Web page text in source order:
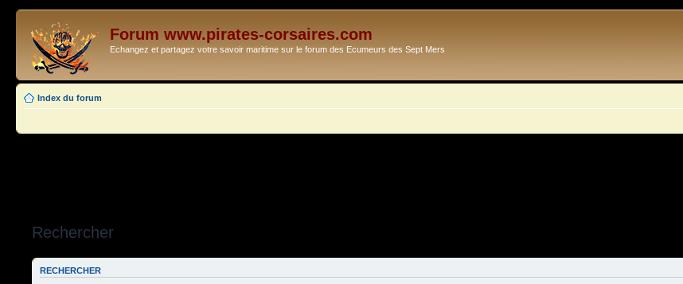
Forum www.pirates-corsaires.com
Echangez et partagez votre savoir maritime sur le forum des Ecumeurs des Sept Mers
Index du forum
Rechercher
RECHERCHER